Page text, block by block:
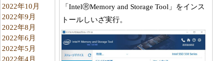
2022年10月
2022年9月
2022年8月
2022年6月
2022年5月
2022年4月
「IntelⓇMemory and Storage Tool」をインス
トールしいざ実行。